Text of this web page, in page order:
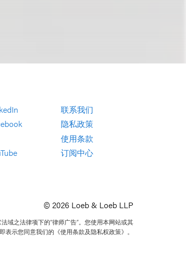
联系我们
隐私政策
使用条款
订阅中心
© 2026 Loeb & Loeb LLP
域之法律项下的“律师广告”。您使用本网站或其
表示您同意我们的《使用条款及隐私权政策》。